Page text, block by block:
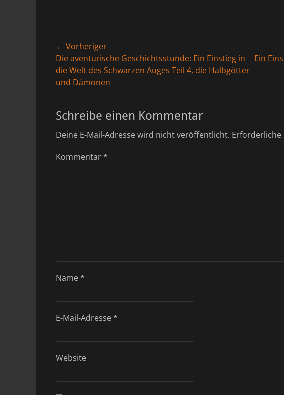
Beitragsnavigation
← Vorheriger
Vorheriger
Beitrag:
Die aventurische Geschichtsstunde: Ein Einstieg in
die Welt des Schwarzen Auges Teil 4, die Halbgötter
und Dämonen
Nächster
Ein
Schreibe einen Kommentar
Deine E-Mail-Adresse wird nicht veröffentlicht. Erforderliche
Kommentar *
Name *
E-Mail-Adresse *
Website